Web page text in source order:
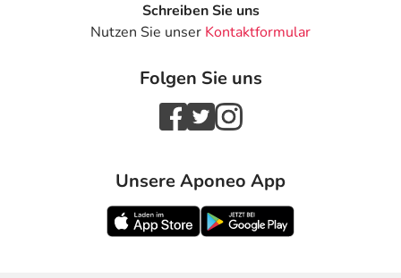
Schreiben Sie uns
Nutzen Sie unser Kontaktformular
Folgen Sie uns
Unsere Aponeo App